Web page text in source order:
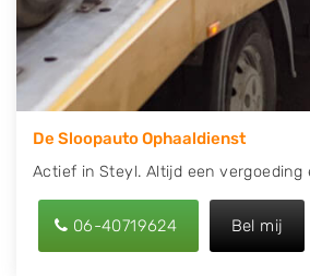
Peugeot, Porsche, Renault, Seat,
Toyota, Volkswagen en Volvo.
De Sloopauto Ophaaldienst
Actief in Steyl. Altijd een vergoeding
06-40719624 Bel mij